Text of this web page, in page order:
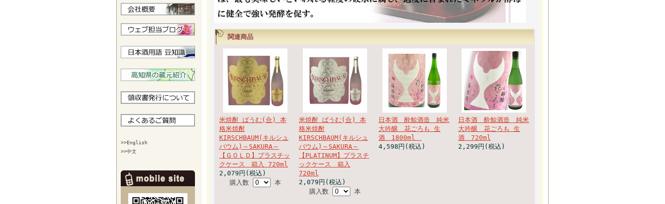
>>English
>>中文
関連商品
米焼酎 ばうむ(合) 本
格米焼酎
KIRSCHBAUM(キルシュ
バウム)～SAKURA～
【ＧＯＬＤ】プラスチッ
クケース 箱入 720ml
2,079円(税込)
購入数
本
米焼酎 ばうむ(合) 本
格米焼酎
KIRSCHBAUM(キルシュ
バウム)～SAKURA～
【PLATINUM】プラスチ
ックケース 箱入
720ml
2,079円(税込)
購入数
本
日本酒 酔鯨酒造 純米
大吟醸 花ごろも 生
酒 1800ml
4,598円(税込)
日本酒 酔鯨酒造 純米
大吟醸 花ごろも 生
酒 720ml
2,299円(税込)